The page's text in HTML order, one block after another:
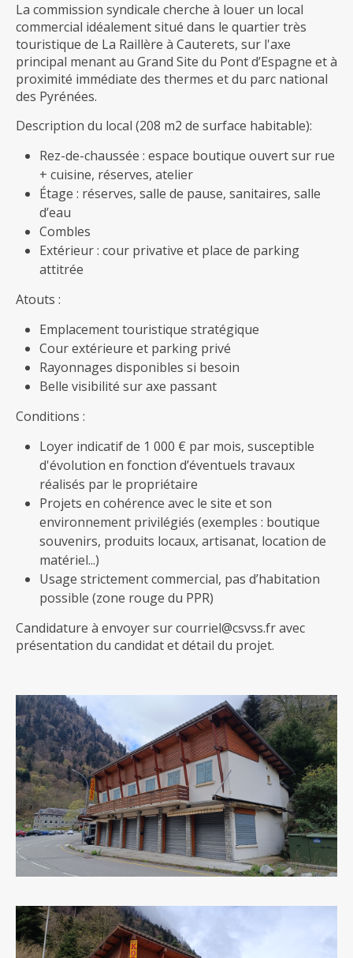
La commission syndicale cherche à louer un local
commercial idéalement situé dans le quartier très
touristique de La Raillère à Cauterets, sur l'axe
principal menant au Grand Site du Pont d’Espagne et à
proximité immédiate des thermes et du parc national
des Pyrénées.
Description du local (208 m2 de surface habitable):
Rez-de-chaussée : espace boutique ouvert sur rue
+ cuisine, réserves, atelier
Étage : réserves, salle de pause, sanitaires, salle
d’eau
Combles
Extérieur : cour privative et place de parking
attitrée
Atouts :
Emplacement touristique stratégique
Cour extérieure et parking privé
Rayonnages disponibles si besoin
Belle visibilité sur axe passant
Conditions :
Loyer indicatif de 1 000 € par mois, susceptible
d'évolution en fonction d’éventuels travaux
réalisés par le propriétaire
Projets en cohérence avec le site et son
environnement privilégiés (exemples : boutique
souvenirs, produits locaux, artisanat, location de
matériel...)
Usage strictement commercial, pas d’habitation
possible (zone rouge du PPR)
Candidature à envoyer surcourriel@csvss.fravec
présentation du candidat et détail du projet.